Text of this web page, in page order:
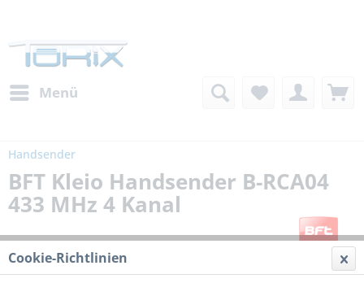
Menü
Handsender
BFT Kleio Handsender B-RCA04
433 MHz 4 Kanal
Cookie-Richtlinien